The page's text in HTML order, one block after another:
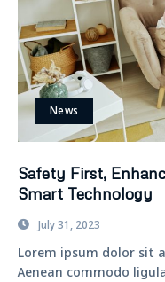
News
Safety First,
Smart Technology
July 31, 2023
Lorem ipsum dolor sit
Aenean commodo